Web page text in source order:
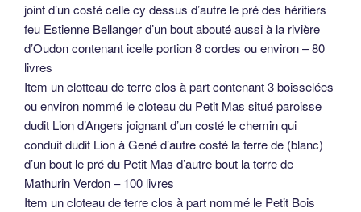
joint d’un costé celle cy dessus d’autre le pré des héritiers
feu Estienne Bellanger d’un bout abouté aussi à la rivière
d’Oudon contenant icelle portion 8 cordes ou environ – 80
livres
Item un clotteau de terre clos à part contenant 3 boisselées
ou environ nommé le cloteau du Petit Mas situé paroisse
dudit Lion d’Angers joignant d’un costé le chemin qui
conduit dudit Lion à Gené d’autre costé la terre de (blanc)
d’un bout le pré du Petit Mas d’autre bout la terre de
Mathurin Verdon – 100 livres
Item un cloteau de terre clos à part nommé le Petit Bois